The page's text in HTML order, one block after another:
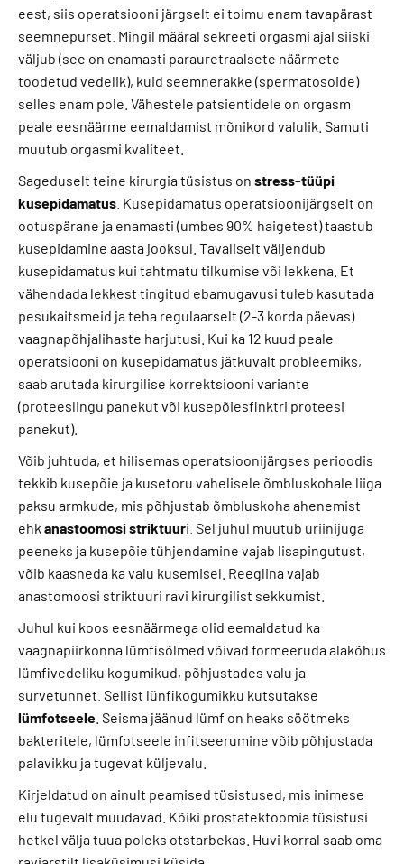
eest, siis operatsiooni järgselt ei toimu enam tavapärast
seemnepurset. Mingil määral sekreeti orgasmi ajal siiski
väljub (see on enamasti parauretraalsete näärmete
toodetud vedelik), kuid seemnerakke (spermatosoide)
selles enam pole. Vähestele patsientidele on orgasm
peale eesnäärme eemaldamist mõnikord valulik. Samuti
muutub orgasmi kvaliteet.
Sageduselt teine kirurgia tüsistus on stress-tüüpi
kusepidamatus . Kusepidamatus operatsioonijärgselt on
ootuspärane ja enamasti (umbes 90% haigetest) taastub
kusepidamine aasta jooksul. Tavaliselt väljendub
kusepidamatus kui tahtmatu tilkumise või lekkena. Et
vähendada lekkest tingitud ebamugavusi tuleb kasutada
pesukaitsmeid ja teha regulaarselt (2-3 korda päevas)
vaagnapõhjalihaste harjutusi. Kui ka 12 kuud peale
operatsiooni on kusepidamatus jätkuvalt probleemiks,
saab arutada kirurgilise korrektsiooni variante
(proteeslingu panekut või kusepõiesfinktri proteesi
panekut).
Võib juhtuda, et hilisemas operatsioonijärgses perioodis
tekkib kusepõie ja kusetoru vahelisele õmbluskohale liiga
paksu armkude, mis põhjustab õmbluskoha ahenemist
ehk anastoomosi striktuuri. Sel juhul muutub uriinijuga
peeneks ja kusepõie tühjendamine vajab lisapingutust,
võib kaasneda ka valu kusemisel. Reeglina vajab
anastomoosi striktuuri ravi kirurgilist sekkumist.
Juhul kui koos eesnäärmega olid eemaldatud ka
vaagnapiirkonna lümfisõlmed võivad formeeruda alakõhus
lümfivedeliku kogumikud, põhjustades valu ja
survetunnet. Sellist lünfikogumikku kutsutakse
lümfotseele . Seisma jäänud lümf on heaks söötmeks
bakteritele, lümfotseele infitseerumine võib põhjustada
palavikku ja tugevat küljevalu.
Kirjeldatud on ainult peamised tüsistused, mis inimese
elu tugevalt muudavad. Kõiki prostatektoomia tüsistusi
hetkel välja tuua poleks otstarbekas. Huvi korral saab oma